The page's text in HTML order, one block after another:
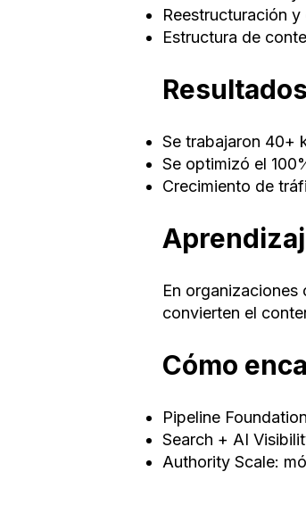
Reestructuración
Estructura de
Se trabajaron 40+
Se optimizó el
Crecimiento de
En organizaciones
convierten el
Cómo
Pipeline
Search + AI
Authority Scale: